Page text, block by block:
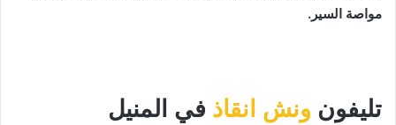
مواصة السير.
تليفون ونش انقاذ في المنيل